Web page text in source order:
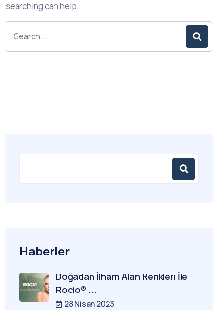
searching can help.
Haberler
Doğadan İlham Alan Renkleri İle
Rocio® ...
28 Nisan 2023